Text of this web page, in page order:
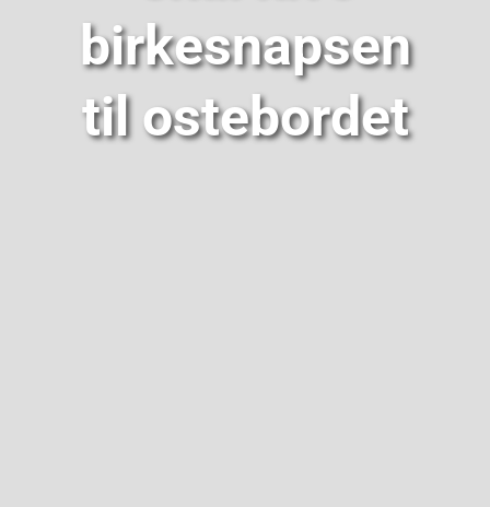
birkesnapsen
til ostebordet